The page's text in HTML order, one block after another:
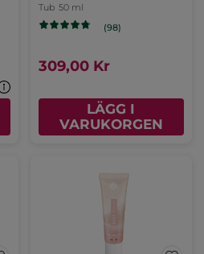
Tub 50 ml
(98)
309,00 Kr
LÄGG I
VARUKORGEN